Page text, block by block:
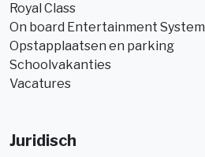
Royal Class
On board Entertainment System
Opstapplaatsen en parking
Schoolvakanties
Vacatures
Juridisch